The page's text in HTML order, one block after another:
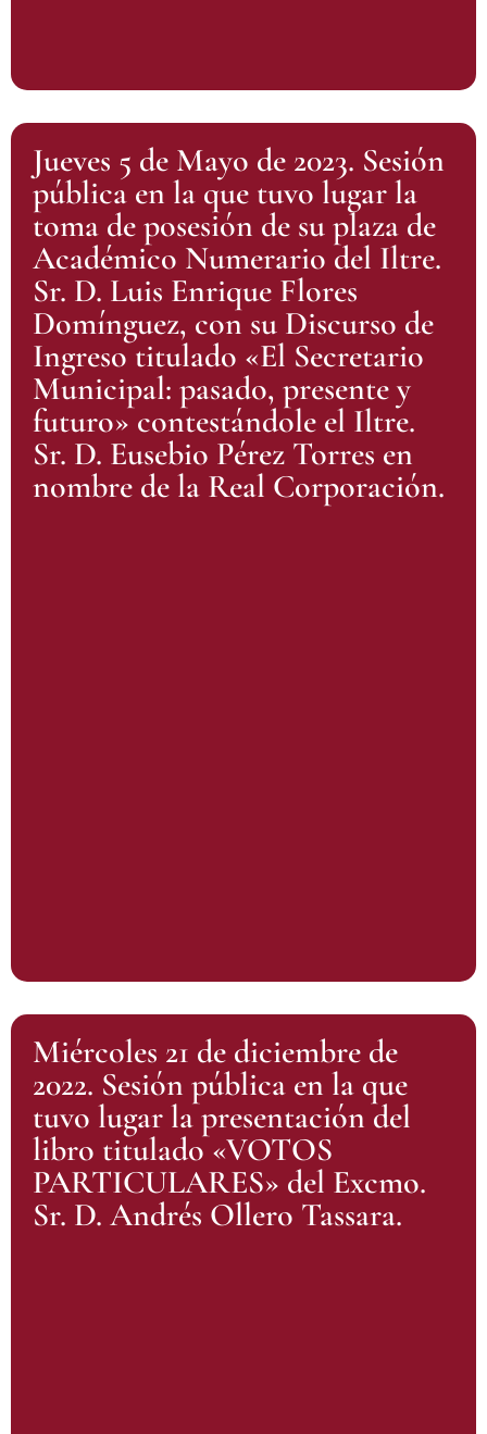
Jueves 5 de Mayo de 2023. Sesión
pública en la que tuvo lugar la
toma de posesión de su plaza de
Académico Numerario del Iltre.
Sr. D. Luis Enrique Flores
Domínguez, con su Discurso de
Ingreso titulado «El Secretario
Municipal: pasado, presente y
futuro» contestándole el Iltre.
Sr. D. Eusebio Pérez Torres en
nombre de la Real Corporación.
Miércoles 21 de diciembre de
2022. Sesión pública en la que
tuvo lugar la presentación del
libro titulado «VOTOS
PARTICULARES» del Excmo.
Sr. D. Andrés Ollero Tassara.